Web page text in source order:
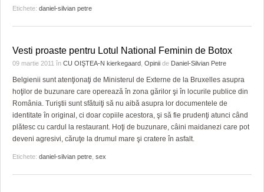
Etichete: daniel-silvian petre
Vesti proaste pentru Lotul National Feminin de Botox
09 martie 2011 în CU OIŞTEA-N kierkegaard Opinii de Daniel-Silvian Petre
Belgienii sunt atenţionaţi de Ministerul de Externe de la Bruxelles asupra
hoţilor de buzunare care operează în zona gărilor şi în locurile publice din
România. Turiştii sunt sfătuiţi să nu aibă asupra lor documentele de
identitate în original, ci doar copiile acestora, şi să fie prudenţi atunci când
plătesc cu cardul la restaurant. Hoţi de buzunare, câini maidanezi care pot
deveni agresivi, căruţe la drumul mare şi cratere în asfalt.
Etichete: daniel-silvian petre sex